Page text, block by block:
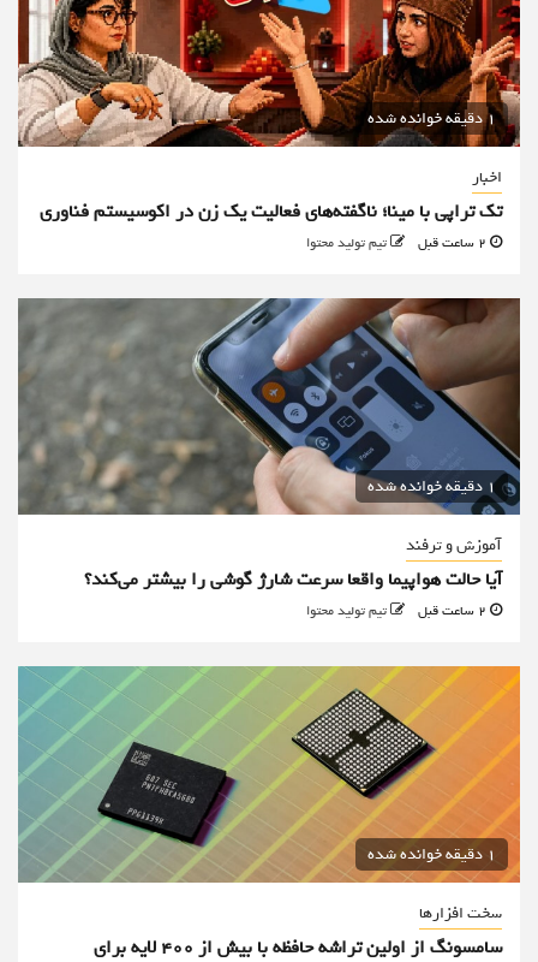
1 دقیقه خوانده شده
اخبار
تک تراپی با مینا؛ ناگفته‌های فعالیت یک زن در اکوسیستم فناوری
تیم تولید محتوا
1 دقیقه خوانده شده
آموزش و ترفند
آیا حالت هواپیما واقعا سرعت شارژ گوشی را بیشتر می‌کند؟
تیم تولید محتوا
1 دقیقه خوانده شده
سخت افزارها
سامسونگ از اولین تراشه حافظه با بیش از ۴۰۰ لایه برای